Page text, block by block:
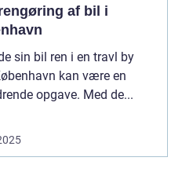
af bil i
sin bil ren i en travl by
kan være en
opgave. Med de...